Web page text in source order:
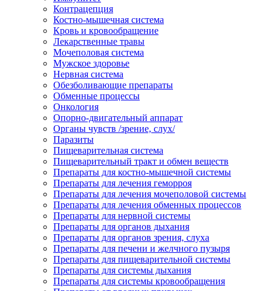
Контрацепция
Костно-мышечная система
Кровь и кровообращение
Лекарственные травы
Мочеполовая система
Мужское здоровье
Нервная система
Обезболивающие препараты
Обменные процессы
Онкология
Опорно-двигательный аппарат
Органы чувств /зрение, слух/
Паразиты
Пищеварительная система
Пищеварительный тракт и обмен веществ
Препараты для костно-мышечной системы
Препараты для лечения геморроя
Препараты для лечения мочеполовой системы
Препараты для лечения обменных процессов
Препараты для нервной системы
Препараты для органов дыхания
Препараты для органов зрения, слуха
Препараты для печени и желчного пузыря
Препараты для пищеварительной системы
Препараты для системы дыхания
Препараты для системы кровообращения